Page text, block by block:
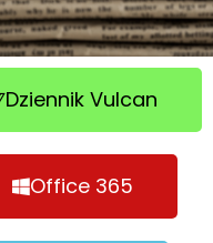
Dziennik Vulcan
Office 365